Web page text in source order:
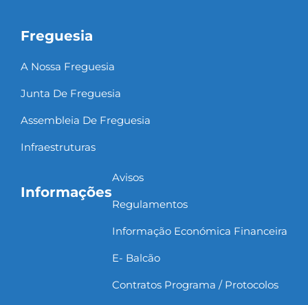
Freguesia
A Nossa Freguesia
Junta De Freguesia
Assembleia De Freguesia
Infraestruturas
Informações
Avisos
Regulamentos
Informação Económica Financeira
E- Balcão
Contratos Programa / Protocolos